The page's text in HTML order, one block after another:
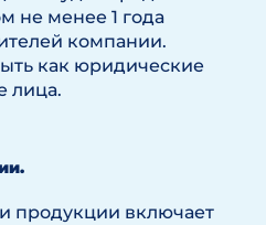
не менее 1 года
компании.
как юридические
лица.
продукции включает